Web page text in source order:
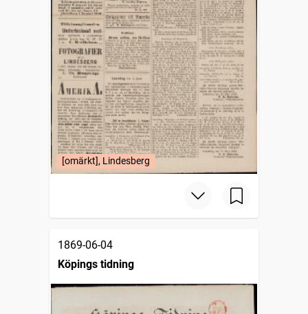
[omärkt], Lindesberg
1869-06-04
Köpings tidning